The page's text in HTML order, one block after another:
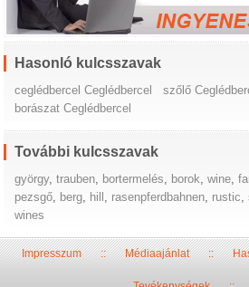
Hasonló kulcsszavak
ceglédbercel Ceglédbercel szőlő
borászat Ceglédbercel
További kulcsszavak
györgy,trauben bortermelés borok ,wine ,
pezsgő
berg hill rasenpferdbahnen rustic ,
wines
Impresszum::Médiaajánlat::